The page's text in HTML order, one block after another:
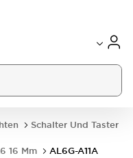
Schalter Und Taster
16 Mm
AL6G-A11A